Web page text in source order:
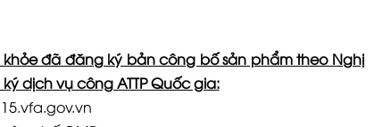
đã đăng ký bản công bố sản phẩm theo Nghị
dịch vụ công ATTP Quốc gia: